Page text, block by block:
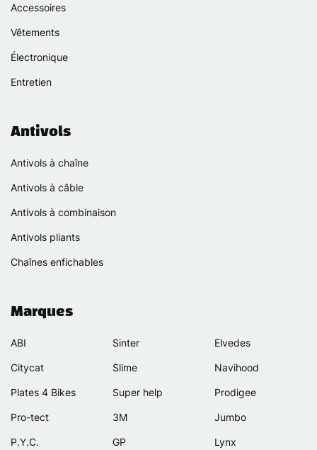
Accessoires
Vêtements
Électronique
Entretien
Antivols
Antivols à chaîne
Antivols à câble
Antivols à combinaison
Antivols pliants
Chaînes enfichables
Marques
ABI
Citycat
Plates 4 Bikes
Pro-tect
P.Y.C.
Sinter
Slime
Super help
3M
GP
Elvedes
Navihood
Prodigee
Jumbo
Lynx